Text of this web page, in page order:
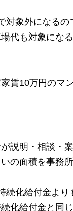
対象外になる
代も対象にな
賃10万円のマ
説明・相談・
の面積を事務
続化給付金よ
化給付金と同じ